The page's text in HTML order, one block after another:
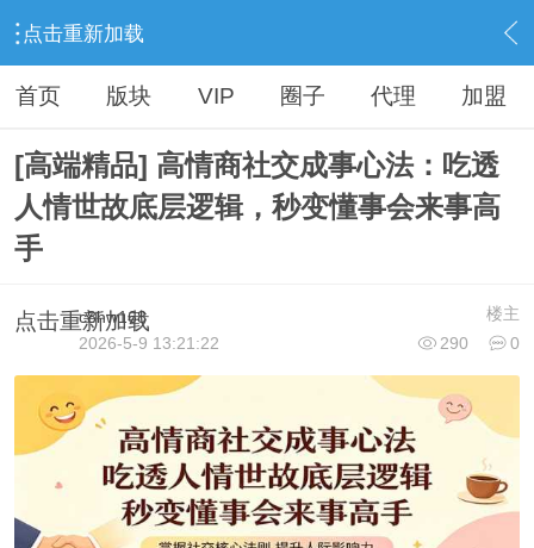
点击重新加载
› 最新网赚项目教程 › 各大网赚VIP资源 › 内容
首页 版块 VIP 圈子 代理 加盟
[高端精品] 高情商社交成事心法：吃透
人情世故底层逻辑，秒变懂事会来事高
手
点击重新加载 楼主
c8hw168
290
0
2026-5-9 13:21:22